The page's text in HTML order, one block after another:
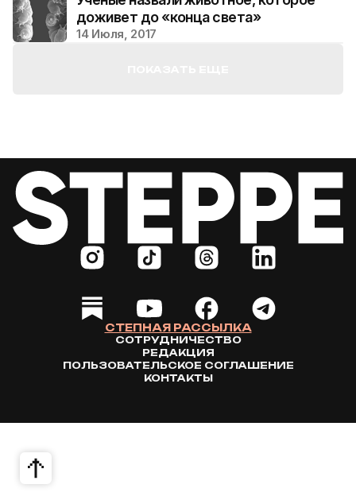
доживет до «конца света»
14 Июля, 2017
СТЕПНАЯ РАССЫЛКА
СОТРУДНИЧЕСТВО
РЕДАКЦИЯ
ПОЛЬЗОВАТЕЛЬСКОЕ СОГЛАШЕНИЕ
КОНТАКТЫ